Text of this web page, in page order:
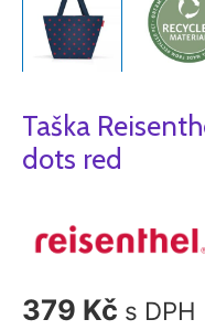
Taška
dots red
379 Kč s DPH